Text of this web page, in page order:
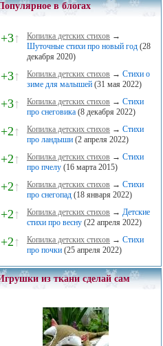
в блогах
+3↑ Копилка детских стихов →
Шуточные стихи про новый год (28
декабря 2020)
+3↑ Копилка детских стихов → Стихи о
зиме для малышей (31 мая 2022)
+3↑ Копилка детских стихов → Стихи
про снеговика (8 декабря 2022)
+2↑ Копилка детских стихов → Стихи
про ландыши (2 апреля 2022)
+2↑ Копилка детских стихов → Стихи
про пчелу (16 марта 2015)
+2↑ Копилка детских стихов → Стихи
про снегопад (18 января 2022)
+2↑ Копилка детских стихов → Детские
стихи про весну (22 апреля 2022)
+2↑ Копилка детских стихов → Стихи
про почки (25 апреля 2022)
из ткани сделай сам